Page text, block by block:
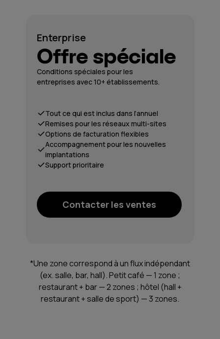
*Une zone correspond à un flux indépendant
(ex. salle, bar, hall). Petit café — 1 zone ;
restaurant + bar — 2 zones ; hôtel (hall +
restaurant + salle de sport) — 3 zones.
Enterprise
Offre spéciale
Conditions spéciales pour les
entreprises avec 10+ établissements.
Contacter les ventes
Tout ce qui est inclus dans l’annuel
Remises pour les réseaux multi-sites
Options de facturation flexibles
Accompagnement pour les nouvelles
implantations
Support prioritaire